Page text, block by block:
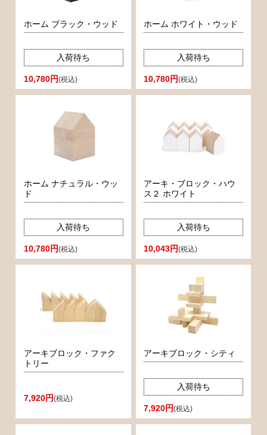
ホーム ブラック・ウッド
入荷待ち
10,780円(税込)
ホーム ホワイト・ウッド
入荷待ち
10,780円(税込)
ホーム ナチュラル・ウッ
ド
入荷待ち
10,780円(税込)
アーキ・ブロック・ハウ
ス２ ホワイト
入荷待ち
10,043円(税込)
アーキブロック・ファク
トリー
7,920円(税込)
アーキブロック・シティ
入荷待ち
7,920円(税込)